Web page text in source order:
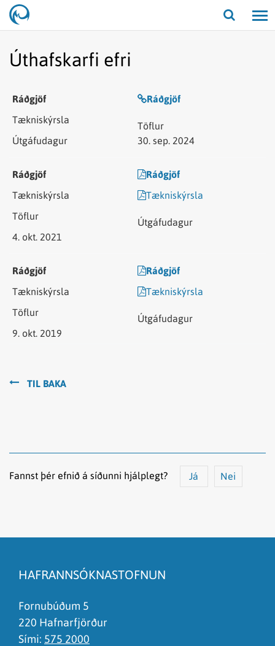
Opna/
Úthafskarfi efri
Ráðgjöf
30. sep. 2024
Ráðgjöf
Tækniskýrsla
4. okt. 2021
Ráðgjöf
Tækniskýrsla
9. okt. 2019
TIL BAKA
Fannst þér efnið á síðunni hjálplegt? Já Nei
Það er of mikið efni á síðunni
Ég skil ekki efnið, finnst það of flókið
HAFRANNSÓKNASTOFNUN
Fornubúðum 5
220 Hafnarfjörður
Sími: 575 2000